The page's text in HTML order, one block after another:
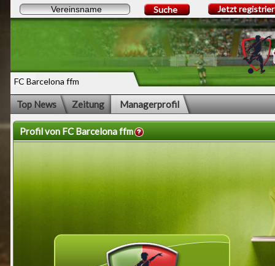
FC Barcelona ffm
Suche Jetzt
Top News Zeitung Managerprofil
Profil von FC Barcelona ffm